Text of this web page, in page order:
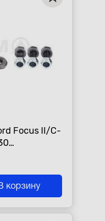
Focus II/C-
корзину